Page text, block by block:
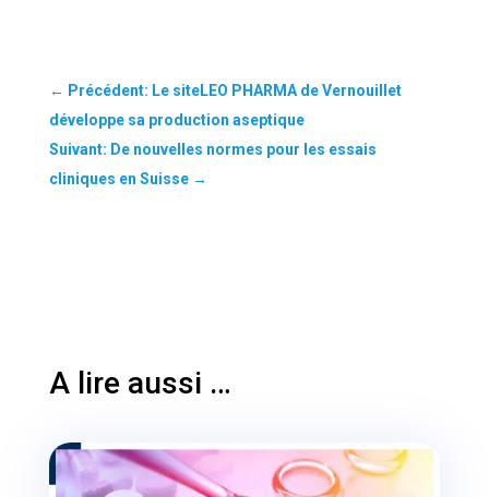
← Précédent: Le siteLEO PHARMA de Vernouillet
développe sa production aseptique
Suivant: De nouvelles normes pour les essais
cliniques en Suisse→
A lire aussi …